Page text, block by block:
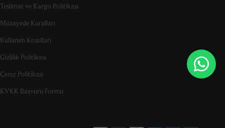
Teslimat ve Kargo Politikası
Müzayede Kuralları
Kullanım Koşulları
Gizlilik Politikası
Çerez Politikası
KVKK Başvuru Formu